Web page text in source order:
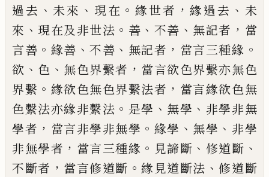
過去 、 未來 、 現在 。 緣世者 ， 緣過去 、 未
來 、 現在及非世法 。 善 、 不善 、 無記者 ， 當
言善 。 緣善 、不善 、 無記者 ， 當言三種緣 。
欲 、 色 、 無色界繫者 ， 當言欲色界繫亦無色
界繫 。 緣欲色無色界繫法者 ， 當言緣欲色無
色繫法亦緣非繫法 。 是學 、 無學 、 非學非無
學者 ， 當言非學非無學 。 緣學 、 無學 、 非學
非無學者 ， 當言三種緣 。 見諦斷 、 修道斷 、
不斷者 ， 當言修道斷 。 緣見道斷法 、修道斷